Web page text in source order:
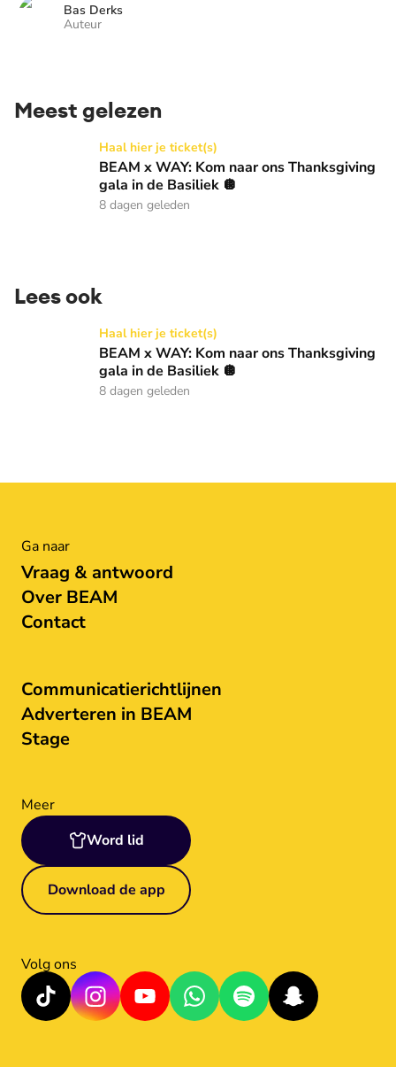
Bas Derks
Auteur
Meest gelezen
BEAM x WAY: Kom naar ons Thanksgiving gala in de
Haal hier je ticket(s)
BEAM x WAY: Kom naar ons Thanksgiving
gala in de Basiliek 🪩
8 dagen geleden
Lees ook
BEAM x WAY: Kom naar ons Thanksgiving gala in de
Haal hier je ticket(s)
BEAM x WAY: Kom naar ons Thanksgiving
gala in de Basiliek 🪩
8 dagen geleden
Ga naar
Vraag & antwoord
Over BEAM
Contact
Communicatierichtlijnen
Adverteren in BEAM
Stage
Meer
Word lid
Download de app
Volg ons